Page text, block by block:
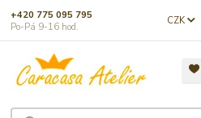
CZK
+420 775 095 795
Po-Pá 9-16 hod.